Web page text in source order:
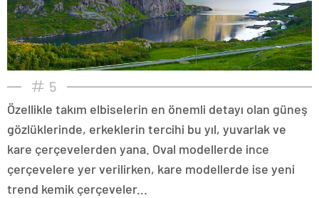
5
Özellikle takım elbiselerin en önemli detayı olan güneş
gözlüklerinde, erkeklerin tercihi bu yıl, yuvarlak ve
kare çerçevelerden yana. Oval modellerde ince
çerçevelere yer verilirken, kare modellerde ise yeni
trend kemik çerçeveler...